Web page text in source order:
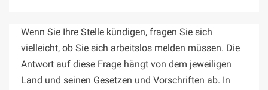
Wenn Sie Ihre Stelle kündigen, fragen Sie sich
vielleicht, ob Sie sich arbeitslos melden müssen. Die
Antwort auf diese Frage hängt von dem jeweiligen
Land und seinen Gesetzen und Vorschriften ab. In